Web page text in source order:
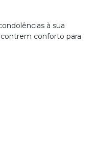
à sua
conforto para